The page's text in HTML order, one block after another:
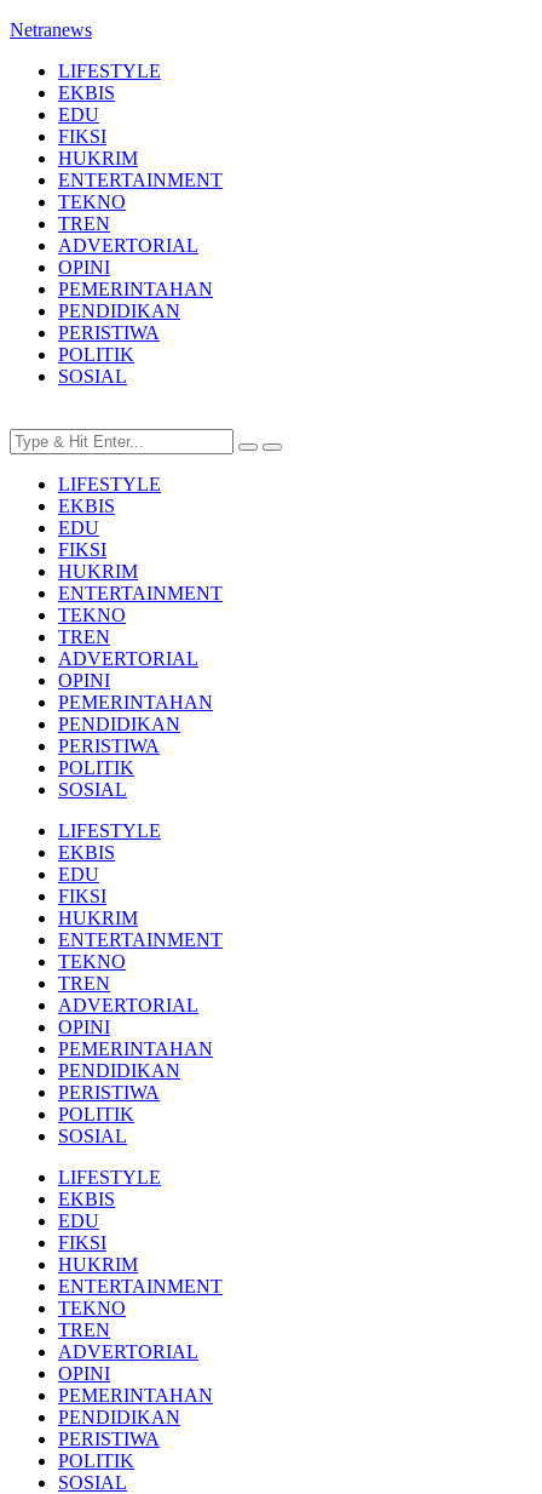
Netranews
LIFESTYLE
EKBIS
EDU
FIKSI
HUKRIM
ENTERTAINMENT
TEKNO
TREN
ADVERTORIAL
OPINI
PEMERINTAHAN
PENDIDIKAN
PERISTIWA
POLITIK
SOSIAL
LIFESTYLE
EKBIS
EDU
FIKSI
HUKRIM
ENTERTAINMENT
TEKNO
TREN
ADVERTORIAL
OPINI
PEMERINTAHAN
PENDIDIKAN
PERISTIWA
POLITIK
SOSIAL
LIFESTYLE
EKBIS
EDU
FIKSI
HUKRIM
ENTERTAINMENT
TEKNO
TREN
ADVERTORIAL
OPINI
PEMERINTAHAN
PENDIDIKAN
PERISTIWA
POLITIK
SOSIAL
LIFESTYLE
EKBIS
EDU
FIKSI
HUKRIM
ENTERTAINMENT
TEKNO
TREN
ADVERTORIAL
OPINI
PEMERINTAHAN
PENDIDIKAN
PERISTIWA
POLITIK
SOSIAL